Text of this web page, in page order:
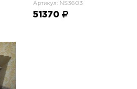
Артикул: NS3603
51370